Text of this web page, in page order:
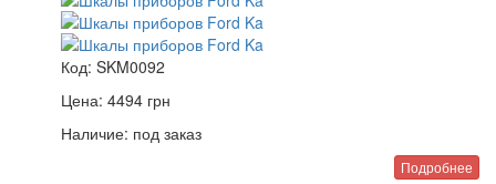
Код: SKM0092
Цена: 4494 грн
Наличие: под заказ
Подробнее